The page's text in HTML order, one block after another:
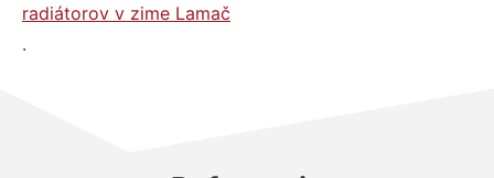
radiátorov v zime Lamač
.